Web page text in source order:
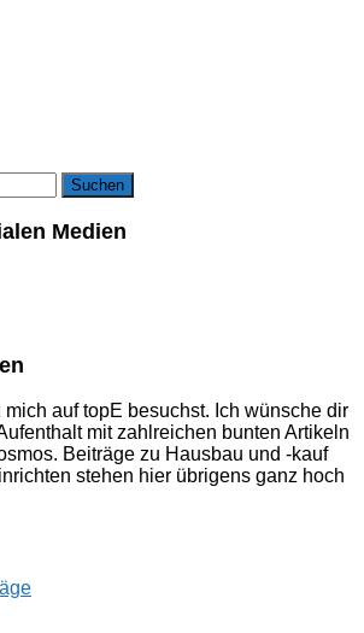
Medien
auf topE besuchst. Ich wünsche dir
mit zahlreichen bunten Artikeln
Beiträge zu Hausbau und -kauf
stehen hier übrigens ganz hoch